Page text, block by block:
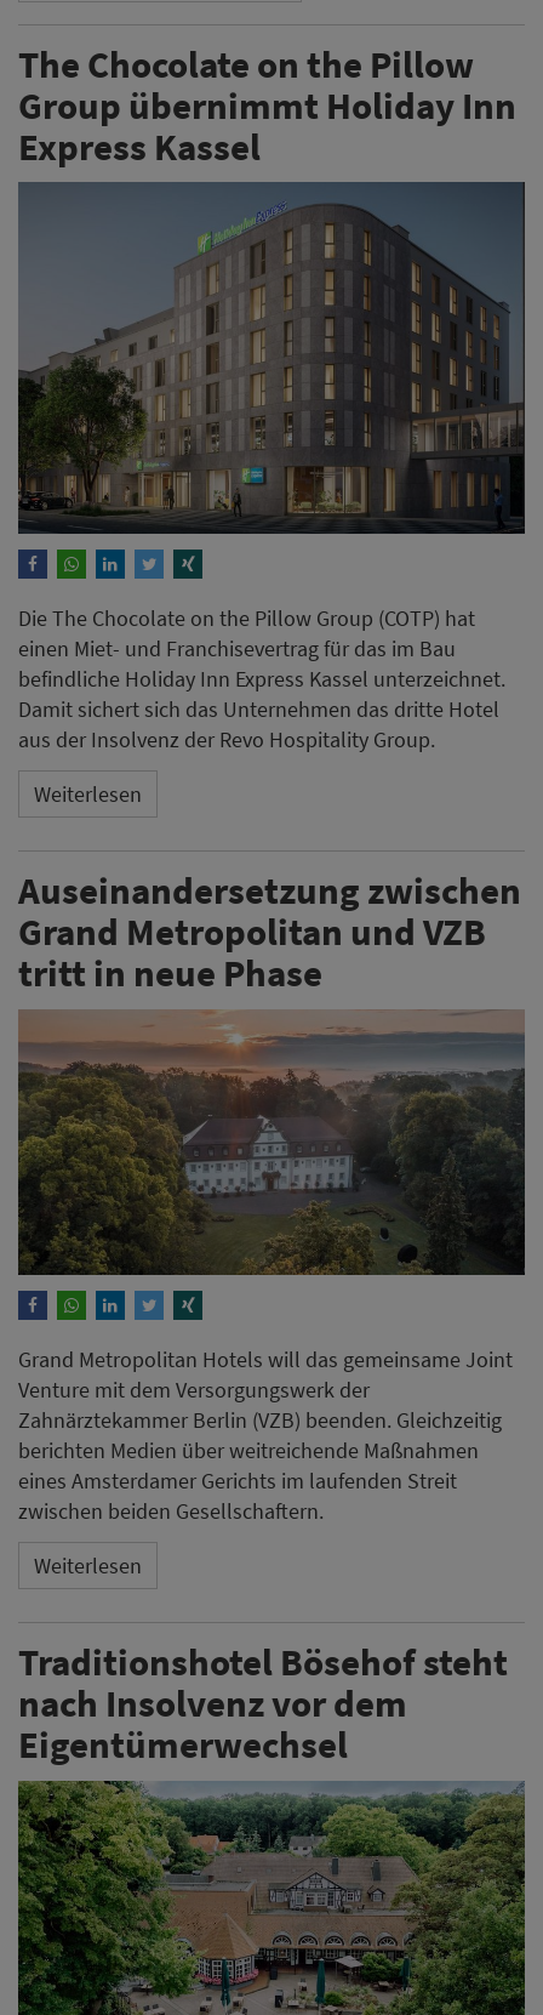
The Chocolate on the Pillow
Group übernimmt Holiday Inn
Express Kassel
Die The Chocolate on the Pillow Group (COTP) hat
einen Miet- und Franchisevertrag für das im Bau
befindliche Holiday Inn Express Kassel unterzeichnet.
Damit sichert sich das Unternehmen das dritte Hotel
aus der Insolvenz der Revo Hospitality Group.
Weiterlesen
Auseinandersetzung zwischen
Grand Metropolitan und VZB
tritt in neue Phase
Grand Metropolitan Hotels will das gemeinsame Joint
Venture mit dem Versorgungswerk der
Zahnärztekammer Berlin (VZB) beenden. Gleichzeitig
berichten Medien über weitreichende Maßnahmen
eines Amsterdamer Gerichts im laufenden Streit
zwischen beiden Gesellschaftern.
Weiterlesen
Traditionshotel Bösehof steht
nach Insolvenz vor dem
Eigentümerwechsel